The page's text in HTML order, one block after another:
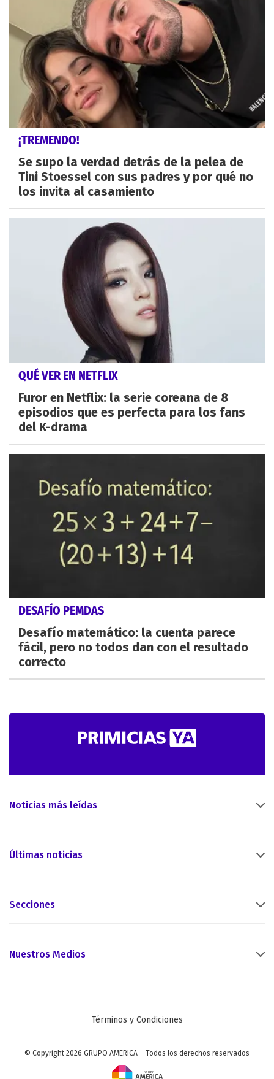
¡TREMENDO!
Se supo la verdad detrás de la pelea de
Tini Stoessel con sus padres y por qué no
los invita al casamiento
QUÉ VER EN NETFLIX
Furor en Netflix: la serie coreana de 8
episodios que es perfecta para los fans
del K-drama
DESAFÍO PEMDAS
Desafío matemático: la cuenta parece
fácil, pero no todos dan con el resultado
correcto
Noticias más leídas
Últimas noticias
Secciones
Nuestros Medios
Términos y Condiciones
© Copyright 2026 GRUPO AMERICA – Todos los derechos reservados